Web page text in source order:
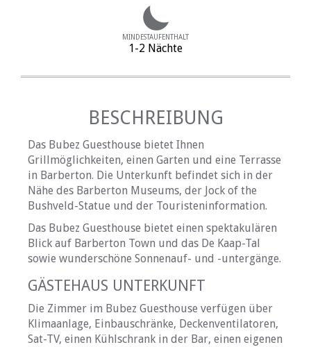
MINDESTAUFENTHALT
1-2 Nächte
BESCHREIBUNG
Das Bubez Guesthouse bietet Ihnen
Grillmöglichkeiten, einen Garten und eine Terrasse
in Barberton. Die Unterkunft befindet sich in der
Nähe des Barberton Museums, der Jock of the
Bushveld-Statue und der Touristeninformation.
Das Bubez Guesthouse bietet einen spektakulären
Blick auf Barberton Town und das De Kaap-Tal
sowie wunderschöne Sonnenauf- und -untergänge.
GÄSTEHAUS UNTERKUNFT
Die Zimmer im Bubez Guesthouse verfügen über
Klimaanlage, Einbauschränke, Deckenventilatoren,
Sat-TV, einen Kühlschrank in der Bar, einen eigenen